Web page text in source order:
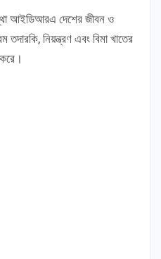
আইডিআরএ দেশের জীবন ও
তদারকি, নিয়ন্ত্রণ এবং বিমা খাতের